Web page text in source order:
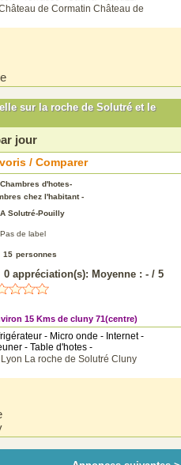
de Cormatin Château de
sur la roche de Solutré et le
jour
/ Comparer
Chambres d'hotes-
chez l'habitant -
A Solutré-Pouilly
Pas de label
15 personnes
0 appréciation(s): Moyenne : - / 5
15 Kms de cluny 71(centre)
- Micro onde - Internet -
- Table d'hotes -
Lyon La roche de Solutré Cluny